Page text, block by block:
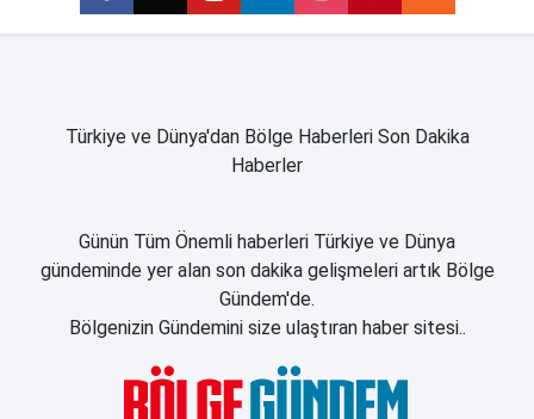
Türkiye ve Dünya'dan Bölge Haberleri Son Dakika
Haberler
Günün Tüm Önemli haberleri Türkiye ve Dünya
gündeminde yer alan son dakika gelişmeleri artık Bölge
Gündem'de.
Bölgenizin Gündemini size ulaştıran haber sitesi..